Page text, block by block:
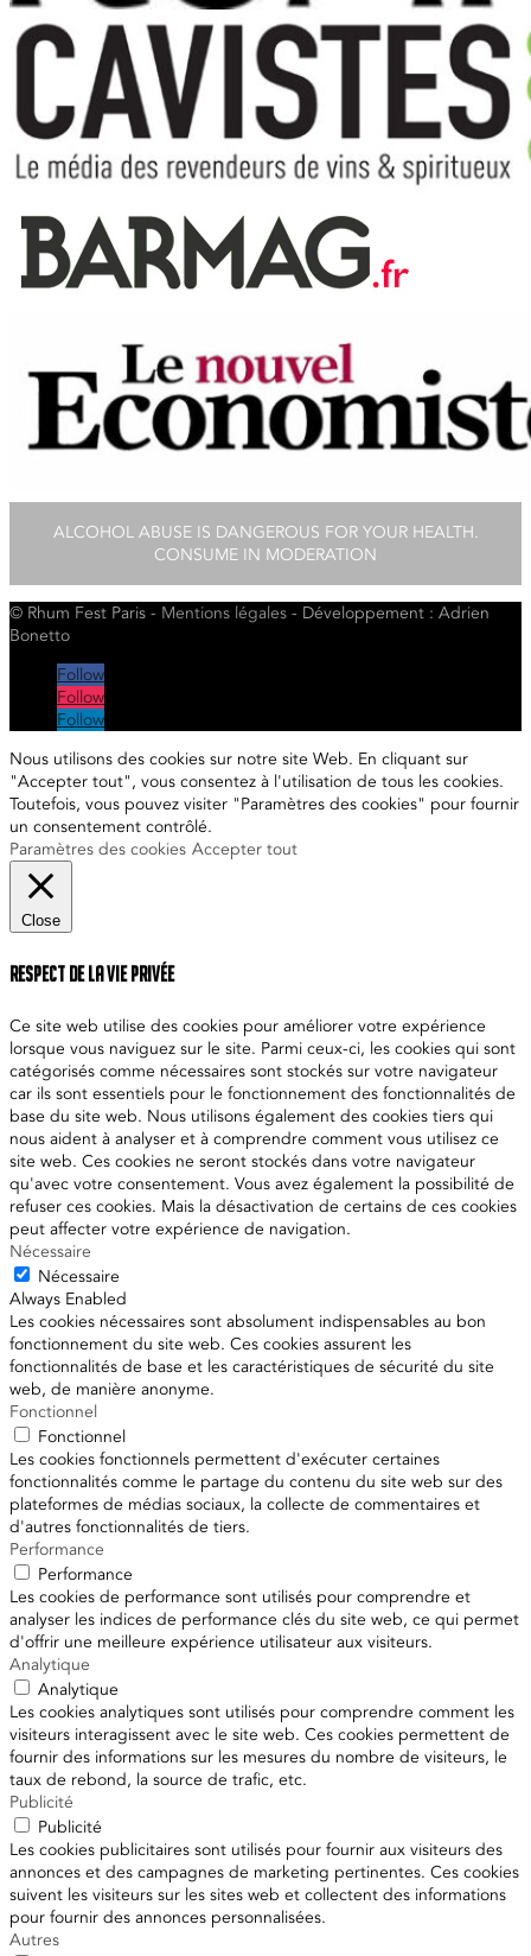
ALCOHOL ABUSE IS DANGEROUS FOR YOUR HEALTH.
CONSUME IN MODERATION
© Rhum Fest Paris - Mentions légales - Développement : Adrien
Bonetto
Follow
Follow
Follow
Nous utilisons des cookies sur notre site Web. En cliquant sur
"Accepter tout", vous consentez à l'utilisation de tous les cookies.
Toutefois, vous pouvez visiter "Paramètres des cookies" pour fournir
un consentement contrôlé.
Paramètres des cookies Accepter tout
Close
Respect de la vie privée
Ce site web utilise des cookies pour améliorer votre expérience
lorsque vous naviguez sur le site. Parmi ceux-ci, les cookies qui sont
catégorisés comme nécessaires sont stockés sur votre navigateur
car ils sont essentiels pour le fonctionnement des fonctionnalités de
base du site web. Nous utilisons également des cookies tiers qui
nous aident à analyser et à comprendre comment vous utilisez ce
site web. Ces cookies ne seront stockés dans votre navigateur
qu'avec votre consentement. Vous avez également la possibilité de
refuser ces cookies. Mais la désactivation de certains de ces cookies
peut affecter votre expérience de navigation.
Nécessaire
Nécessaire
Always Enabled
Les cookies nécessaires sont absolument indispensables au bon
fonctionnement du site web. Ces cookies assurent les
fonctionnalités de base et les caractéristiques de sécurité du site
web, de manière anonyme.
Fonctionnel
Fonctionnel
Les cookies fonctionnels permettent d'exécuter certaines
fonctionnalités comme le partage du contenu du site web sur des
plateformes de médias sociaux, la collecte de commentaires et
d'autres fonctionnalités de tiers.
Performance
Performance
Les cookies de performance sont utilisés pour comprendre et
analyser les indices de performance clés du site web, ce qui permet
d'offrir une meilleure expérience utilisateur aux visiteurs.
Analytique
Analytique
Les cookies analytiques sont utilisés pour comprendre comment les
visiteurs interagissent avec le site web. Ces cookies permettent de
fournir des informations sur les mesures du nombre de visiteurs, le
taux de rebond, la source de trafic, etc.
Publicité
Publicité
Les cookies publicitaires sont utilisés pour fournir aux visiteurs des
annonces et des campagnes de marketing pertinentes. Ces cookies
suivent les visiteurs sur les sites web et collectent des informations
pour fournir des annonces personnalisées.
Autres